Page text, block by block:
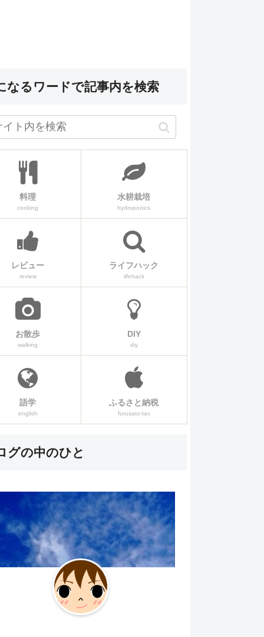
なるワードで記事内を検索
料理
cooking
水耕栽培
hydroponics
レビュー
review
ライフハック
lifehack
お散歩
walking
DIY
diy
語学
english
ふるさと納税
furusato-tax
グの中のひと